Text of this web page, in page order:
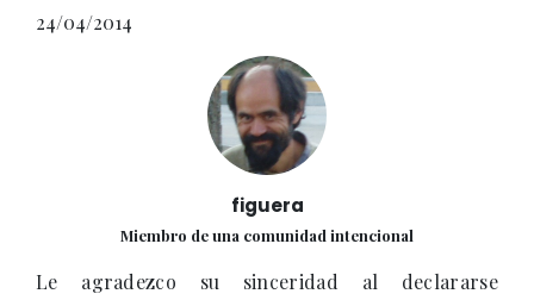
24/04/2014
figuera
Miembro de una comunidad intencional
Le agradezco su sinceridad al declararse